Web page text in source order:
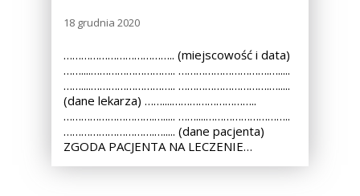
18 grudnia 2020
……………………………….. (miejscowość i data)
……....……………………….. ………………………….….....
……....……………………….. ………………………….….....
(dane lekarza) ……....………………………..
………………………….…..... ……....………………………..
………………………….…..... (dane pacjenta)
ZGODA PACJENTA NA LECZENIE…